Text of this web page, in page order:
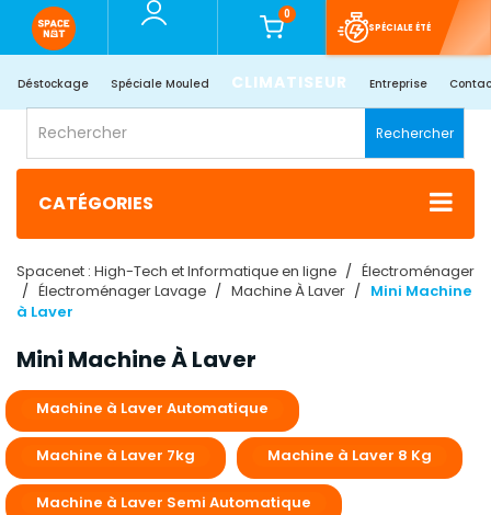
0
SPÉCIALE ÉTÉ
Déstockage Spéciale Mouled CLIMATISEUR Entreprise
Rechercher
CATÉGORIES
Spacenet : High-Tech et Informatique en ligne
Électroménager
Électroménager Lavage
Machine À Laver
Mini Machine
à Laver
Mini Machine À Laver
Machine à Laver Automatique
Machine à Laver 7kg Machine à Laver 8 Kg
Machine à Laver Semi Automatique